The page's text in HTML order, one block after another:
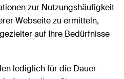
zur Nutzungshäufigkeit
Webseite zu ermitteln,
auf Ihre Bedürfnisse
lediglich für die Dauer